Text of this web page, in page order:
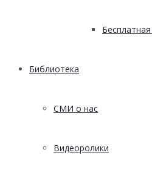
Библиотека
СМИ о нас
Видеоролики